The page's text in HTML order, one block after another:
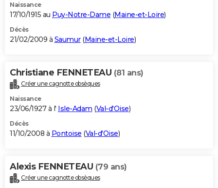
Naissance
17/10/1915 au Puy-Notre-Dame (Maine-et-Loire)
Décès
21/02/2009 à Saumur(Maine-et-Loire)
Christiane FENNETEAU (81 ans)
Créer une cagnotte obsèques
Naissance
23/06/1927 à l' Isle-Adam (Val-d'Oise)
Décès
11/10/2008 à Pontoise (Val-d'Oise)
Alexis FENNETEAU (79 ans)
Créer une cagnotte obsèques